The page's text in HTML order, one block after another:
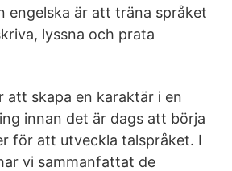
engelska är att träna språket
lyssna och prata
att skapa en karaktär i en
innan det är dags att börja
för att utveckla talspråket. I
vi sammanfattat de